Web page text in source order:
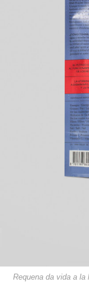
Requena da vida a